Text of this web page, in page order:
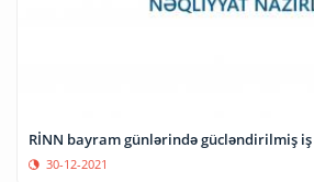
RİNN bayram günlərində gücləndirilmiş
30-12-2021